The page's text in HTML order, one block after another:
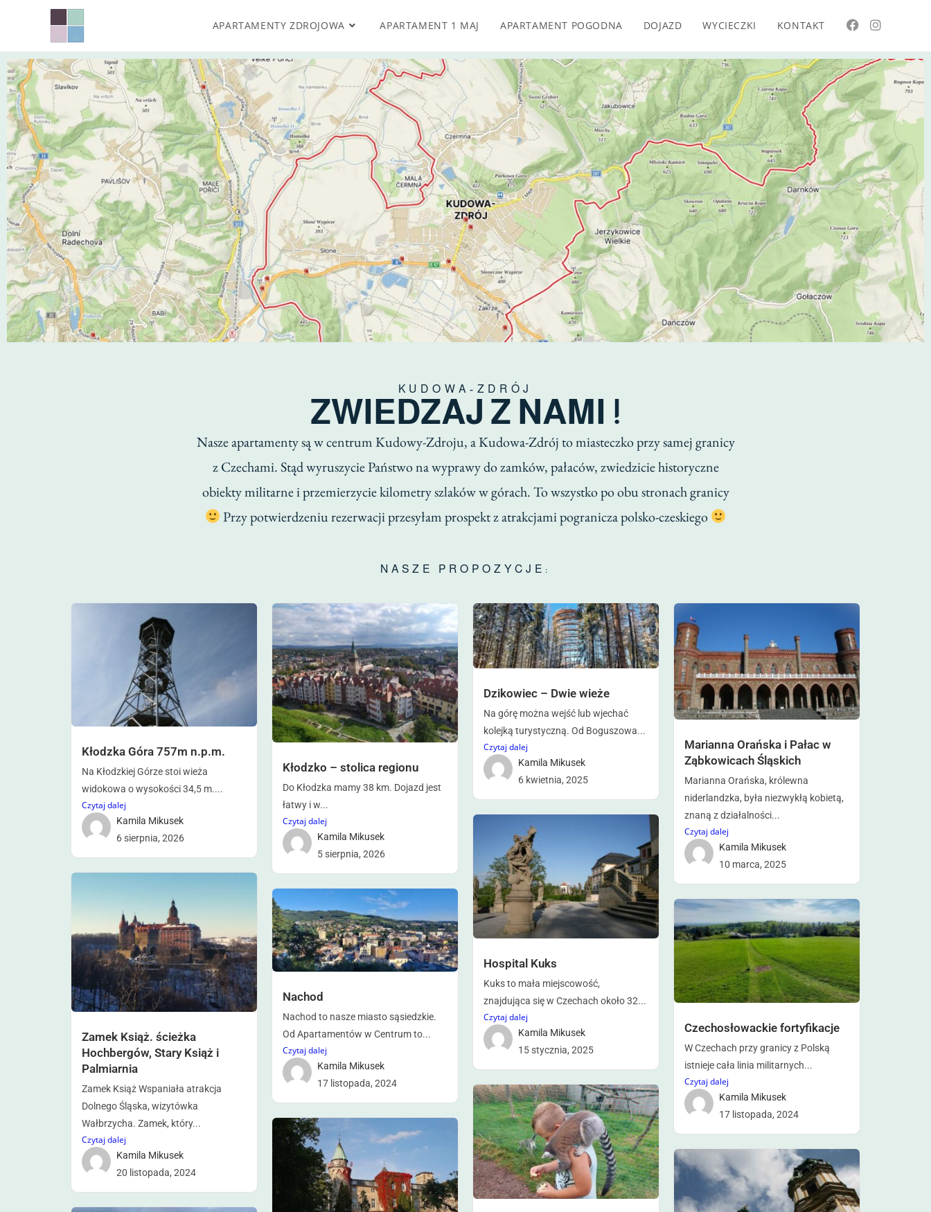
APARTAMENTY ZDROJOWA APARTAMENT 1 MAJ APARTAMENT POGODNA DOJAZD WYCIECZKI KONTAKT
KUDOWA-ZDRÓJ
ZWIEDZAJ Z NAMI !
Nasze apartamenty są w centrum Kudowy-Zdroju, a Kudowa-Zdrój to miasteczko przy samej granicy
z Czechami. Stąd wyruszycie Państwo na wyprawy do zamków, pałaców, zwiedzicie historyczne
obiekty militarne i przemierzycie kilometry szlaków w górach. To wszystko po obu stronach granicy
Przy potwierdzeniu rezerwacji przesyłam prospekt z atrakcjami pogranicza polsko-czeskiego
NASZE PROPOZYCJE:
Kłodzka Góra 757m n.p.m.
Na Kłodzkiej Górze stoi wieża
widokowa o wysokości 34,5 m....
Czytaj dalej
Kamila Mikusek
6 sierpnia, 2026
Kłodzko – stolica regionu
Do Kłodzka mamy 38 km. Dojazd jest
łatwy i w...
Czytaj dalej
Kamila Mikusek
5 sierpnia, 2026
Dzikowiec – Dwie wieże
Na górę można wejść lub wjechać
kolejką turystyczną. Od Boguszowa...
Czytaj dalej
Kamila Mikusek
6 kwietnia, 2025
Marianna Orańska i Pałac w
Ząbkowicach Śląskich
Marianna Orańska, królewna
niderlandzka, była niezwykłą kobietą,
znaną z działalności...
Czytaj dalej
Kamila Mikusek
10 marca, 2025
Hospital Kuks
Kuks to mała miejscowość,
znajdująca się w Czechach około 32...
Czytaj dalej
Kamila Mikusek
15 stycznia, 2025
Zamek Książ. ścieżka
Hochbergów, Stary Książ i
Palmiarnia
Zamek Książ Wspaniała atrakcja
Dolnego Śląska, wizytówka
Wałbrzycha. Zamek, który...
Czytaj dalej
Kamila Mikusek
20 listopada, 2024
Nachod
Nachod to nasze miasto sąsiedzkie.
Od Apartamentów w Centrum to...
Czytaj dalej
Kamila Mikusek
17 listopada, 2024
Czechosłowackie fortyfikacje
W Czechach przy granicy z Polską
istnieje cała linia militarnych...
Czytaj dalej
Kamila Mikusek
17 listopada, 2024